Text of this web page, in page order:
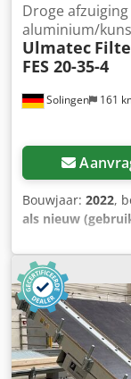
Solingen 161
Droge
aluminium/
Ulmatec
FES 20-35-4
Bouwjaar: 2022,
als nieuw
Wij bieden deze
slang FES 20-35-
aluminium/
Model: Filterunit,
Ahbjck Bouwjaar:
afzuiging voor
Als u vragen
gerust een